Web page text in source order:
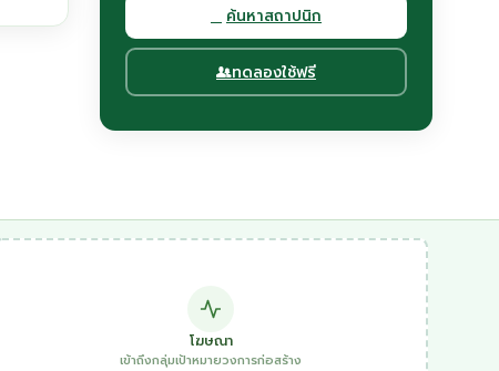
ค้นหาสถาปนิก
ทดลองใช้ฟรี
โฆษณา
เข้าถึงกลุ่มเป้าหมายวงการก่อสร้าง